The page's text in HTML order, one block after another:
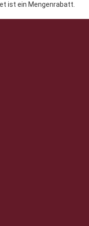
ist ein Mengenrabatt.